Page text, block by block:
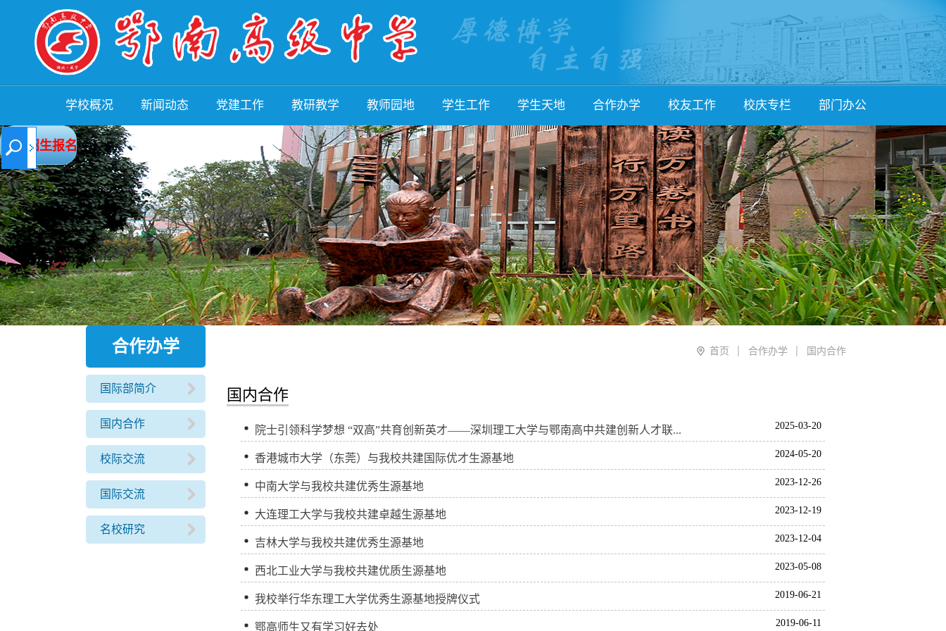
学校概况
学校简介
管理团队
规章制度
办学成果
校园环境
新闻动态
教育政策
校园新闻
媒体报道
通知公告
党建工作
党建活动
行风建设
清廉校园
五个建设
教研教学
教研活动
教师培训
教学活动
教学成果
教师评价
教师园地
教师队伍
名师风采
教师文章
教师荣誉
教师论坛
学生工作
招生工作
班级管理
德育论坛
体育美育
家校合作
学生天地
学子风采
学生活动
学生社团
学生作品
学生荣誉
合作办学
国际部简介
国内合作
校际交流
国际交流
名校研究
校友工作
校友会简介
校友活动
校友文章
知名校友
校友讲坛
校庆专栏
校庆动态
校友登记
校友捐赠
捐赠公示
部门办公
党政办
课程管理处
教师发展处
学生发展处
校团委
体卫艺处
后勤服务处
合作办学处
自主招生报名
合作办学
国际部简介
国内合作
校际交流
国际交流
名校研究
首页 合作办学 国内合作
国内合作
院士引领科学梦想 “双高”共育创新英才——深圳理工大学与鄂南高中共建创新人才联... 2025-03-20
香港城市大学（东莞）与我校共建国际优才生源基地 2024-05-20
中南大学与我校共建优秀生源基地 2023-12-26
大连理工大学与我校共建卓越生源基地 2023-12-19
吉林大学与我校共建优秀生源基地 2023-12-04
西北工业大学与我校共建优质生源基地 2023-05-08
我校举行华东理工大学优秀生源基地授牌仪式 2019-06-21
鄂高师生又有学习好去处 2019-06-11